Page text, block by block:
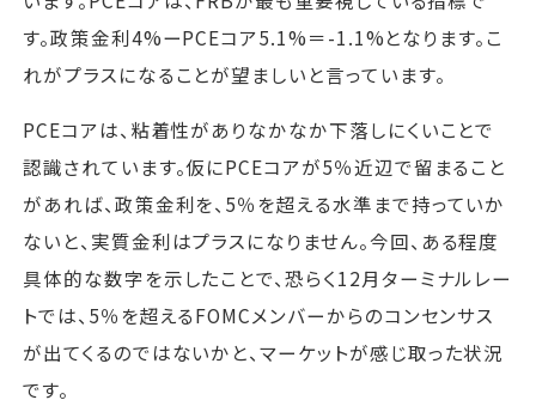
す。政策金利4%ーPCEコア5.1%＝-1.1%となります。こ
れがプラスになることが望ましいと言っています。
PCEコアは、粘着性がありなかなか下落しにくいことで
認識されています。仮にPCEコアが5％近辺で留まること
があれば、政策金利を、5％を超える水準まで持っていか
ないと、実質金利はプラスになりません。今回、ある程度
具体的な数字を示したことで、恐らく12月ターミナルレー
トでは、5％を超えるFOMCメンバーからのコンセンサス
が出てくるのではないかと、マーケットが感じ取った状況
です。